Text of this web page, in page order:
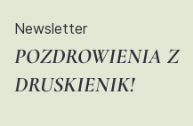
Newsletter
POZDROWIENIA Z
DRUSKIENIK!